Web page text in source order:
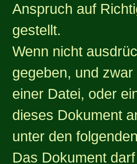
Anspruch auf
gestellt.
Wenn nicht
gegeben, und
einer Datei, oder
dieses Dokument
unter den
Das Dokument